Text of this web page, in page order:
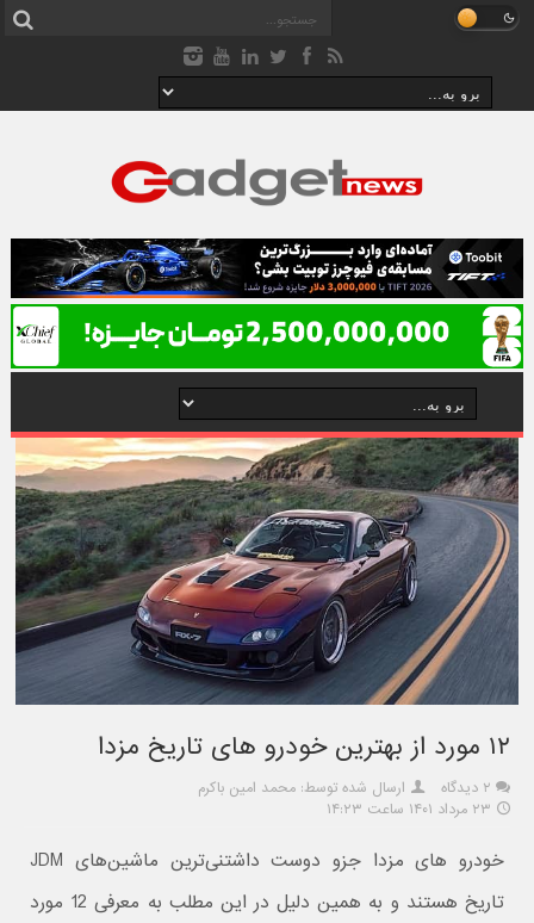
۱۲ مورد از بهترین خودرو های تاریخ مزدا
۲ دیدگاه
ارسال شده توسط: محمد امین باکرم
۲۳ مرداد ۱۴۰۱ ساعت ۱۴:۲۳
خودرو های مزدا جزو دوست داشتنی‌ترین ماشین‌های JDM
تاریخ هستند و به همین دلیل در این مطلب به معرفی 12 مورد